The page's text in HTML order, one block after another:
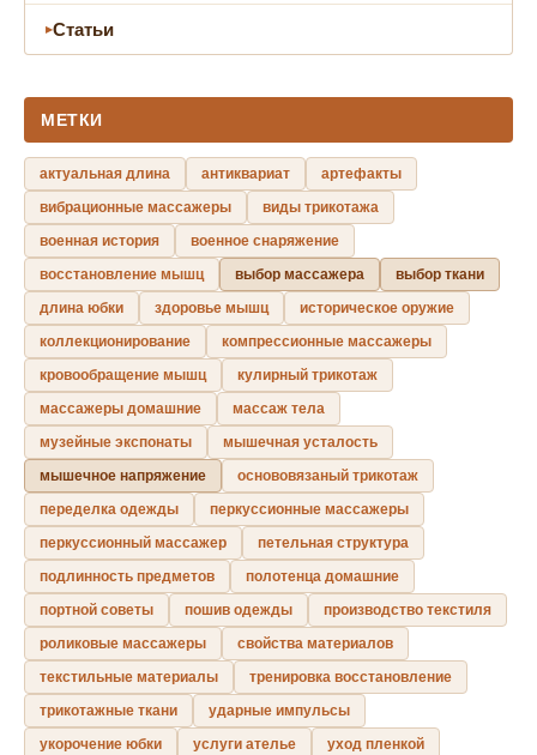
Статьи
МЕТКИ
актуальная длина антиквариат
артефакты
вибрационные массажеры
виды трикотажа
военная история
военное снаряжение
восстановление мышц
выбор массажера
выбор ткани
длина юбки
здоровье мышц
историческое оружие
коллекционирование
компрессионные массажеры
кровообращение мышц
кулирный трикотаж
массажеры домашние
массаж тела
музейные экспонаты
мышечная усталость
мышечное напряжение
основовязаный трикотаж
переделка одежды
перкуссионные массажеры
перкуссионный массажер
петельная структура
подлинность предметов
полотенца домашние
портной советы
пошив одежды
производство текстиля
роликовые массажеры
свойства материалов
текстильные материалы
тренировка восстановление
трикотажные ткани
ударные импульсы
укорочение юбки
услуги ателье
уход пленкой